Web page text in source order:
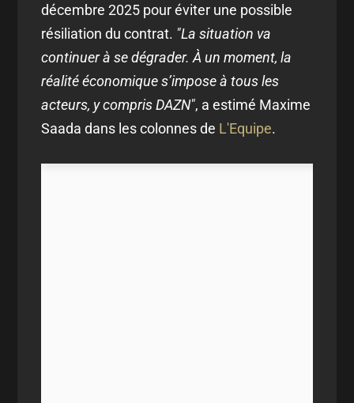
décembre 2025 pour éviter une possible
résiliation du contrat. "La situation va
continuer à se dégrader. À un moment, la
réalité économique s’impose à tous les
acteurs, y compris DAZN", a estimé Maxime
Saada dans les colonnes de L'Equipe.